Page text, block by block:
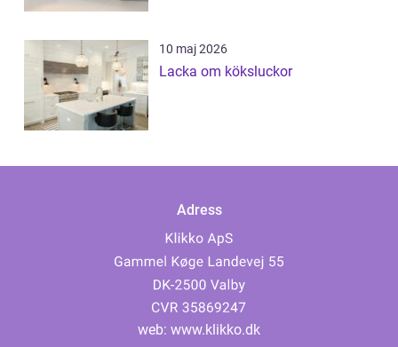
10 maj 2026
Lacka om köksluckor
Adress
web: www.klikko.dk